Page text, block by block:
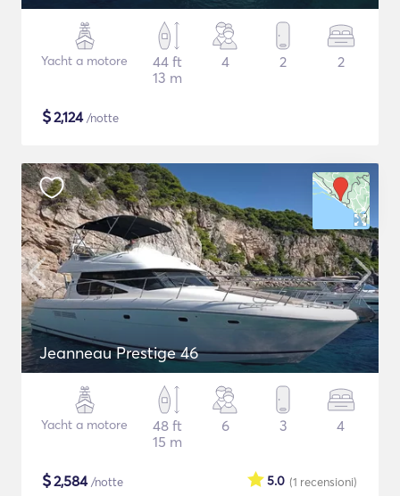
Yacht a motore
44 ft
13 m
4 2 2
$2,124/notte
Jeanneau Prestige 46
Yacht a motore
48 ft
15 m
6 3 4
$2,584/notte (1 recensioni)
5.0